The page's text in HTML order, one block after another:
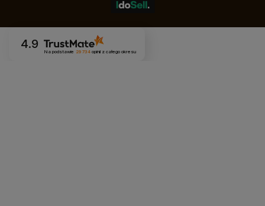
4.9
Na podstawie 29 734opinii z całego okresu